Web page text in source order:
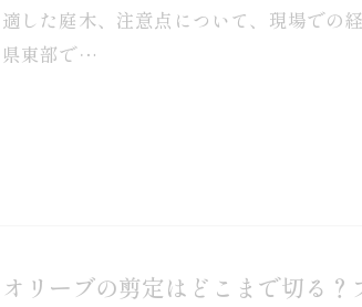
適した庭木、注意点について、現場での
県東部で…
オリーブの剪定はどこまで切る